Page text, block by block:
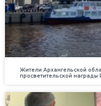
Жители Архангельской
просветительской награды